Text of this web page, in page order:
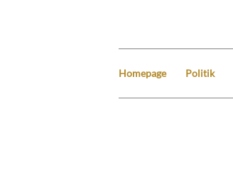
Homepage Politik